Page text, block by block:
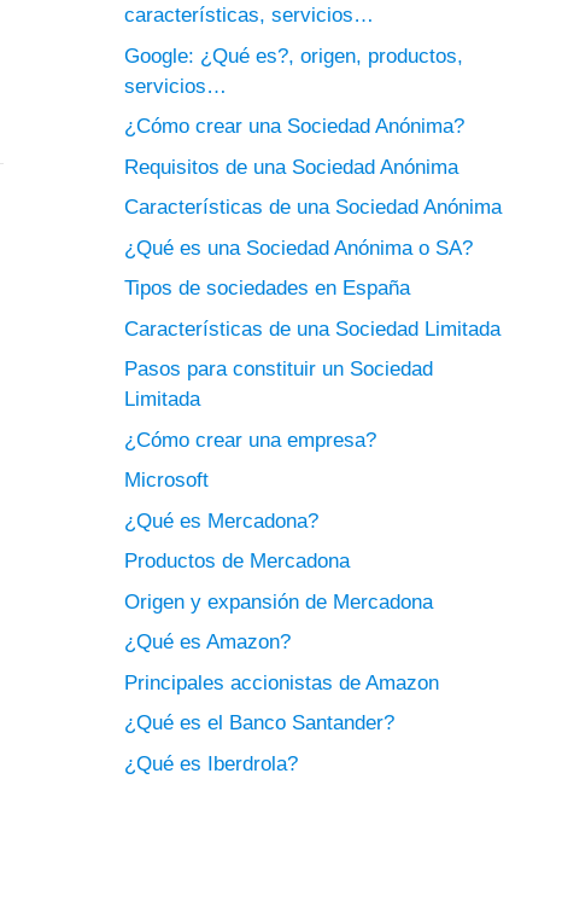
características, servicios…
Google: ¿Qué es?, origen, productos,
servicios…
¿Cómo crear una Sociedad Anónima?
Requisitos de una Sociedad Anónima
Características de una Sociedad Anónima
¿Qué es una Sociedad Anónima o SA?
Tipos de sociedades en España
Características de una Sociedad Limitada
Pasos para constituir un Sociedad
Limitada
¿Cómo crear una empresa?
Microsoft
¿Qué es Mercadona?
Productos de Mercadona
Origen y expansión de Mercadona
¿Qué es Amazon?
Principales accionistas de Amazon
¿Qué es el Banco Santander?
¿Qué es Iberdrola?